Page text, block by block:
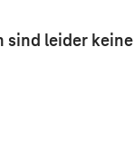
sind leider keine